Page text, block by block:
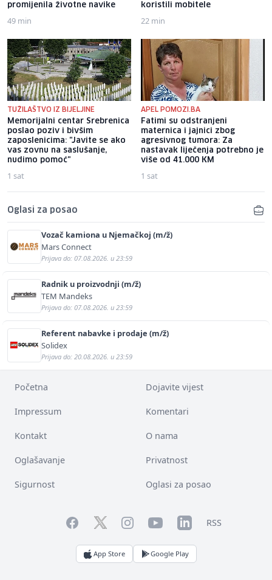
promijenila životne navike
49 min
koristili mobitele
22 min
TUŽILAŠTVO IZ BIJELJINE
Memorijalni centar Srebrenica
poslao poziv i bivšim
zaposlenicima: "Javite se ako
vas zovnu na saslušanje,
nudimo pomoć"
1 sat
APEL POMOZI.BA
Fatimi su odstranjeni
maternica i jajnici zbog
agresivnog tumora: Za
nastavak liječenja potrebno je
više od 41.000 KM
1 sat
Oglasi za posao
Vozač kamiona u Njemačkoj (m/ž)
Mars Connect
Prijava do: 07.08.2026. u 23:59
Radnik u proizvodnji (m/ž)
TEM Mandeks
Prijava do: 07.08.2026. u 23:59
Referent nabavke i prodaje (m/ž)
Solidex
Prijava do: 20.08.2026. u 23:59
Početna Dojavite vijest
Impressum Komentari
Kontakt O nama
Oglašavanje Privatnost
Sigurnost Oglasi za posao
FacebookTwitterInstagramYouTubeLinkedInRSS
App Store Google Play